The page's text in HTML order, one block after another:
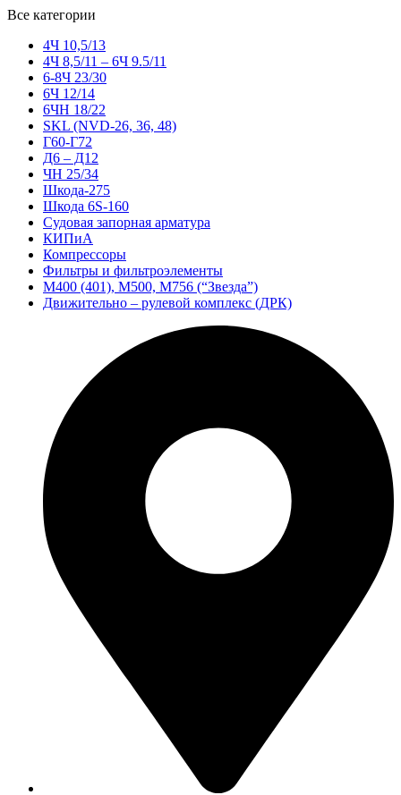
Все категории
4Ч 10,5/13
4Ч 8,5/11 – 6Ч 9.5/11
6-8Ч 23/30
6Ч 12/14
6ЧН 18/22
SKL (NVD-26, 36, 48)
Г60-Г72
Д6 – Д12
ЧН 25/34
Шкода-275
Шкода 6S-160
Судовая запорная арматура
КИПиА
Компрессоры
Фильтры и фильтроэлементы
М400 (401), М500, М756 (“Звезда”)
Движительно – рулевой комплекс (ДРК)